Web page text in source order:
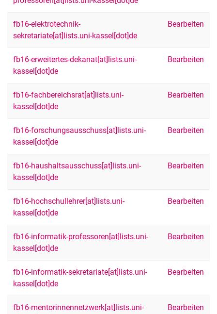
fb16-elektrotechnik-
sekretariate[at]lists.uni-kassel[dot]de
Bearbeiten
fb16-erweitertes-dekanat[at]lists.uni-
kassel[dot]de
Bearbeiten
fb16-fachbereichsrat[at]lists.uni-
kassel[dot]de
Bearbeiten
fb16-forschungsausschuss[at]lists.uni-
kassel[dot]de
Bearbeiten
fb16-haushaltsausschuss[at]lists.uni-
kassel[dot]de
Bearbeiten
fb16-hochschullehrer[at]lists.uni-
kassel[dot]de
Bearbeiten
fb16-informatik-professoren[at]lists.uni-
kassel[dot]de
Bearbeiten
fb16-informatik-sekretariate[at]lists.uni-
kassel[dot]de
Bearbeiten
fb16-mentorinnennetzwerk[at]lists.uni-
Bearbeiten